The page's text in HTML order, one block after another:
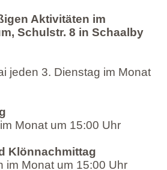
Aktivitäten im
Schulstr. 8 in Schaalby
jeden 3. Dienstag im Monat
Monat um 15:00 Uhr
Klönnachmittag
im Monat um 15:00 Uhr